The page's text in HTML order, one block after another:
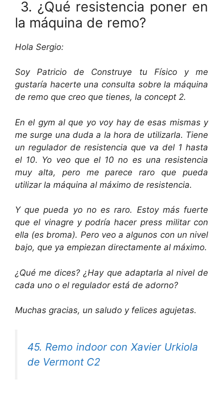
3. ¿Qué resistencia poner en
la máquina de remo?
Hola Sergio:
Soy Patricio de Construye tu Físico y me
gustaría hacerte una consulta sobre la máquina
de remo que creo que tienes, la concept 2.
En el gym al que yo voy hay de esas mismas y
me surge una duda a la hora de utilizarla. Tiene
un regulador de resistencia que va del 1 hasta
el 10. Yo veo que el 10 no es una resistencia
muy alta, pero me parece raro que pueda
utilizar la máquina al máximo de resistencia.
Y que pueda yo no es raro. Estoy más fuerte
que el vinagre y podría hacer press militar con
ella (es broma). Pero veo a algunos con un nivel
bajo, que ya empiezan directamente al máximo.
¿Qué me dices? ¿Hay que adaptarla al nivel de
cada uno o el regulador está de adorno?
Muchas gracias, un saludo y felices agujetas.
45. Remo indoor con Xavier Urkiola
de Vermont C2